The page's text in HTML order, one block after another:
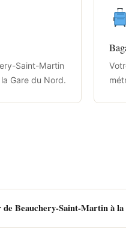
Saint-Martin
Gare du Nord.
Beauchery-Saint-Martin à